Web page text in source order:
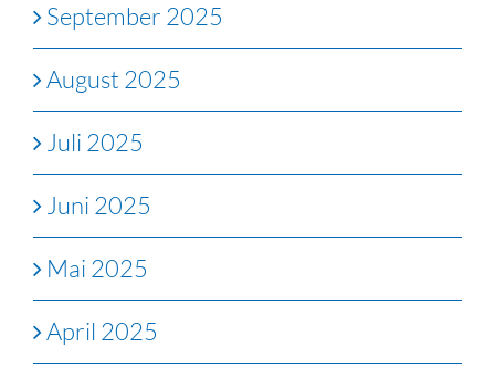
September 2025
August 2025
Juli 2025
Juni 2025
Mai 2025
April 2025